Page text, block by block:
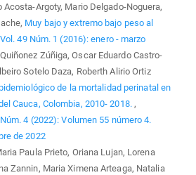
Argoty, Mario Delgado-Noguera,
Muy bajo y extremo bajo peso al
49 Núm. 1 (2016): enero - marzo
Zúñiga, Oscar Eduardo Castro-
Sotelo Daza, Roberth Alirio Ortiz
de la mortalidad perinatal en
Cauca, Colombia, 2010- 2018. ,
4 (2022): Volumen 55 número 4.
de 2022
Paula Prieto, Oriana Lujan, Lorena
Zannin, Maria Ximena Arteaga, Natalia